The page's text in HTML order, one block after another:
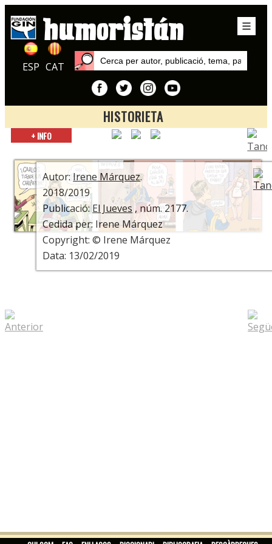
ESP CAT
HISTORIETA
Inici
Irene Márquez
+ INFO
Autor: Irene Márquez.
2018/2019
Publicació:El Jueves , núm. 2177.
Cedida per: Irene Márquez
Copyright: © Irene Márquez
Data: 13/02/2019